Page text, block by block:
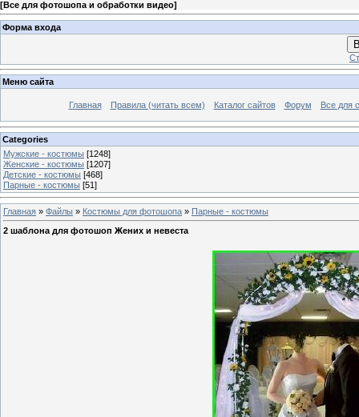
[Все для фотошопа и обработки видео]
Форма входа
Меню сайта
Главная Правила (читать всем) Каталог сайтов Форум Все для
Categories
Мужские - костюмы [1248]
Женские - костюмы [1207]
Детские - костюмы [468]
Парные - костюмы [51]
Главная » Файлы » Костюмы для фотошопа » Парные - костюмы
2 шаблона для фотошоп Жених и невеста